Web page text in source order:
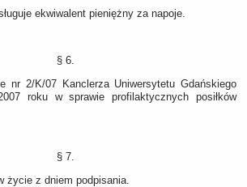
ekwiwalent pieniężny za napoje.
§ 6.
nr 2/K/07 Kanclerza Uniwersytetu Gdańskiego
roku w sprawie profilaktycznych posiłków
§ 7.
życie z dniem podpisania.